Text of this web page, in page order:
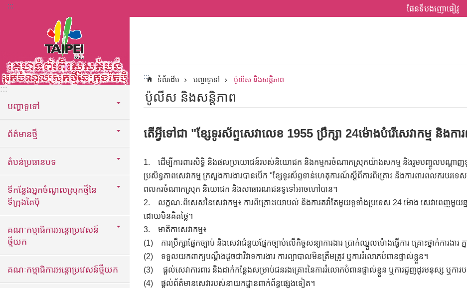
ទៅកាន់មាតិកាប្លុកមាតិកាសំខាន់
::: ផែនទីបងញោផៀវូ
:::
បញ្ហាទូទៅ
ព័ត៌មានថ្មី
តំបន់ប្រធានបទ
ទីកន្លែងអ្នកចំណូលស្រុកថ្មីនៃ
ទីក្រុងតៃប៉ិ
គណៈកម្មាធិការអន្តោប្រវេសន៍
ថ្មីយក
គណៈកម្មាធិការអន្តោប្រវេសន៍ថ្មីយក
::: ទំព័រដើម បញ្ហាទូទៅ ប៉ូលីស និងសន្តិភាព
ប៉ូលីស និងសន្តិភាព
តើអ្វីទៅជា "ខ្សែទូរស័ព្ទសេវាលេខ 1955 ប្រឹក្សា 24ម៉ោងបំរើសេវាកម្ម និងក
1.
ដើម្បីការពារសិទ្ធិ និងផលប្រយោជន៍របស់និយោជក និងកម្មករចំណាកស្រុកយ៉ាងសកម្ម និងរួមបញ្ចូលបណ្តាញទូរ
ប្រសិទ្ធភាពសេវាកម្ម ក្រសួងការងារបានបើក "ខ្សែទូរស័ព្ទទាន់ហេតុការណ៍ស្តីពីការពិគ្រោះ និងការពារពលករបរទេ
ពលករចំណាកស្រុក និយោជក និងសាធារណជនទូទៅអាចហៅបាន។
2.
លក្ខណៈពិសេសនៃសេវាកម្ម៖ ការពិគ្រោះយោបល់ និងការតវ៉ាតែមួយទូទាំងប្រទេស 24 ម៉ោង សេវាពេញមួយឆ្
ដោយមិនគិតថ្លៃ។
3.
មាតិកាសេវាកម្ម៖
(1)
ការប្រឹក្សាផ្នែកច្បាប់ និងសេវាជំនួយផ្នែកច្បាប់លើកិច្ចសន្យាការងារ ប្រាក់ឈ្នួលម៉ោងធ្វើការ គ្រោះថ្នាក់ការងារ
(2)
ទទួលយកពាក្យបណ្តឹងដូចជាវិវាទការងារ ការព្យាបាលមិនត្រឹមត្រូវ ឬការរំលោភបំពានផ្ទាល់ខ្លួន។
(3)
ផ្តល់សេវាការពារ និងដាក់កន្លែងសម្រាប់ជនរងគ្រោះនៃការរំលោភបំពានផ្ទាល់ខ្លួន ឬការជួញដូរមនុស្ស ឬកា
(4)
ផ្តល់ព័ត៌មានសេវារបស់នាយកដ្ឋានពាក់ព័ន្ធផ្សេងទៀត។